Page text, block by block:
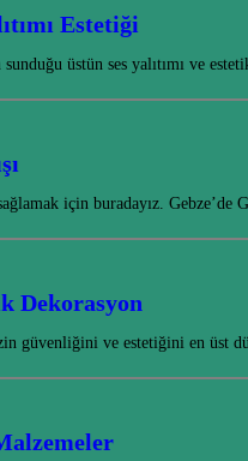
Estetiği
üstün ses yalıtımı ve
sağlamak için buradayız.
Dekorasyon
güvenliğini ve estetiğini en üst